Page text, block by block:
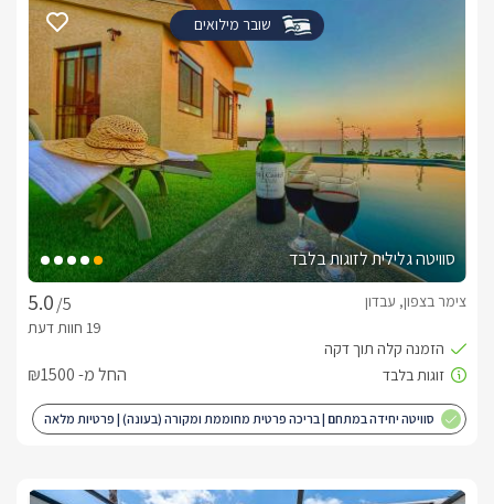
שובר מילואים
סוויטה גלילית לזוגות בלבד
/5
צימר בצפון, עבדון
החל מ- ₪1500
סוויטה יחידה במתחם | בריכה פרטית מחוממת ומקורה (בעונה) | פרטיות מלאה